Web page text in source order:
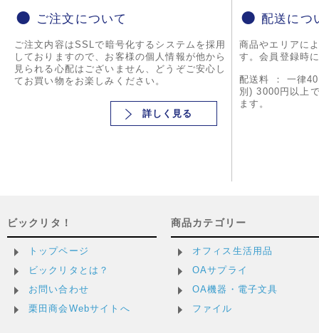
ご注文について
ご注文内容はSSLで暗号化するシステムを採用
しておりますので、お客様の個人情報が他から
見られる心配はございません、どうぞご安心し
てお買い物をお楽しみください。
詳しく見る
配送につ
商品やエリアに
す。会員登録時
配送料 ： 一律
別) 3000円以上
ます。
ビックリタ！
トップページ
ビックリタとは？
お問い合わせ
栗田商会Webサイトへ
商品カテゴリー
オフィス生活用品
OAサプライ
OA機器・電子文具
ファイル